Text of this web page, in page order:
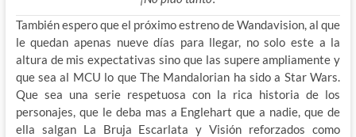
También espero que el próximo estreno de Wandavision, al que
le quedan apenas nueve días para llegar, no solo este a la
altura de mis expectativas sino que las supere ampliamente y
que sea al MCU lo que The Mandalorian ha sido a Star Wars.
Que sea una serie respetuosa con la rica historia de los
personajes, que le deba mas a Englehart que a nadie, que de
ella salgan La Bruja Escarlata y Visión reforzados como